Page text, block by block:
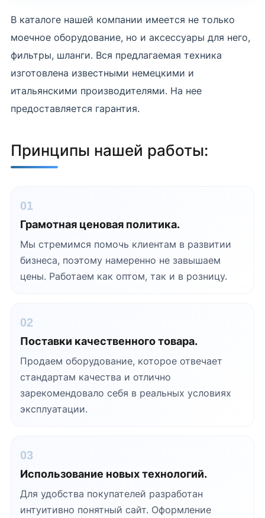
В каталоге нашей компании имеется не только
моечное оборудование, но и аксессуары для него,
фильтры, шланги. Вся предлагаемая техника
изготовлена известными немецкими и
итальянскими производителями. На нее
предоставляется гарантия.
Принципы нашей работы:
01
Грамотная ценовая политика.
Мы стремимся помочь клиентам в развитии
бизнеса, поэтому намеренно не завышаем
цены. Работаем как оптом, так и в розницу.
02
Поставки качественного товара.
Продаем оборудование, которое отвечает
стандартам качества и отлично
зарекомендовало себя в реальных условиях
эксплуатации.
03
Использование новых технологий.
Для удобства покупателей разработан
интуитивно понятный сайт. Оформление